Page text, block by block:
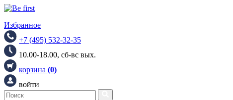
Избранное
+7 (495) 532-32-35
10.00-18.00, сб-вс вых.
корзина (0)
войти